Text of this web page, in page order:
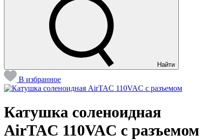
Найти
В избранное
Катушка соленоидная
AirTAC 110VAC с разъемом